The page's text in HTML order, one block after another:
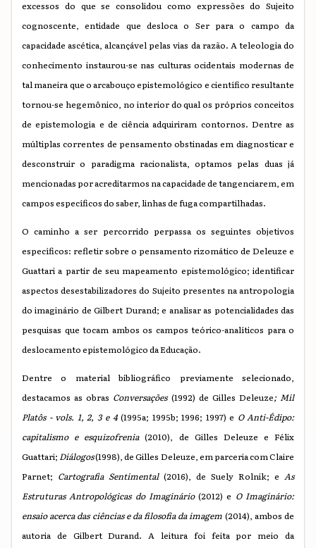
excessos do que se consolidou como expressões do Sujeito
cognoscente, entidade que desloca o Ser para o campo da
capacidade ascética, alcançável pelas vias da razão. A teleologia do
conhecimento instaurou-se nas culturas ocidentais modernas de
tal maneira que o arcabouço epistemológico e científico resultante
tornou-se hegemônico, no interior do qual os próprios conceitos
de epistemologia e de ciência adquiriram contornos. Dentre as
múltiplas correntes de pensamento obstinadas em diagnosticar e
desconstruir o paradigma racionalista, optamos pelas duas já
mencionadas por acreditarmos na capacidade de tangenciarem, em
campos específicos do saber, linhas de fuga compartilhadas.
O caminho a ser percorrido perpassa os seguintes objetivos
específicos: refletir sobre o pensamento rizomático de Deleuze e
Guattari a partir de seu mapeamento epistemológico; identificar
aspectos desestabilizadores do Sujeito presentes na antropologia
do imaginário de Gilbert Durand; e analisar as potencialidades das
pesquisas que tocam ambos os campos teórico-analíticos para o
deslocamento epistemológico da Educação.
Dentre o material bibliográfico previamente selecionado,
destacamos as obras Conversações (1992) de Gilles Deleuze; Mil
Platôs - vols. 1, 2, 3 e 4 (1995a; 1995b; 1996; 1997) e O Anti-Édipo:
capitalismo e esquizofrenia(2010), de Gilles Deleuze e Félix
Guattari;Diálogos(1998), de Gilles Deleuze, em parceria com Claire
Parnet; Cartografia Sentimental (2016), de Suely Rolnik; e As
Estruturas Antropológicas do Imaginário(2012) e O Imaginário:
ensaio acerca das ciências e da filosofia da imagem (2014), ambos de
autoria de Gilbert Durand. A leitura foi feita por meio da